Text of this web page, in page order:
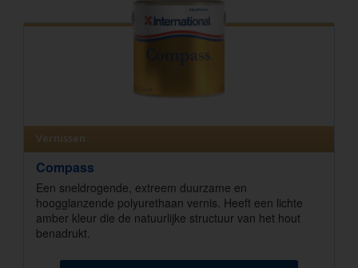
Vernissen
Compass
Een sneldrogende, extreem duurzame en
hoogglanzende polyurethaan vernis. Heeft een lichte
amber kleur die de natuurlijke structuur van het hout
benadrukt.